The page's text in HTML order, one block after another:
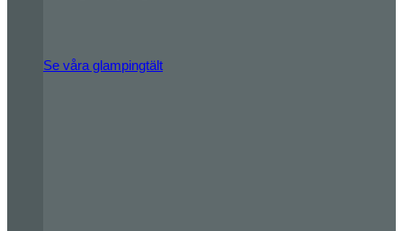
Se våra glampingtält